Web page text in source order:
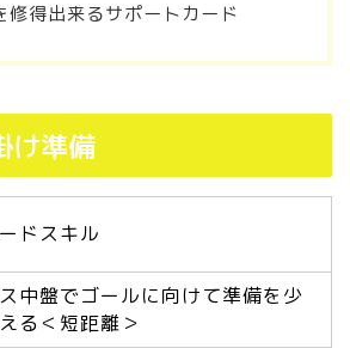
修得出来るサポートカード
準備
ドスキル
中盤でゴールに向けて準備を少
る＜短距離＞